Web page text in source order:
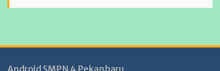
Android SMPN 4 Pekanbaru